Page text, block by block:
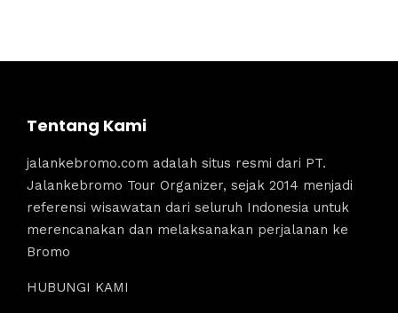
Tentang Kami
jalankebromo.com adalah situs resmi dari PT.
Jalankebromo Tour Organizer, sejak 2014 menjadi
referensi wisawatan dari seluruh Indonesia untuk
merencanakan dan melaksanakan perjalanan ke
Bromo
HUBUNGI KAMI